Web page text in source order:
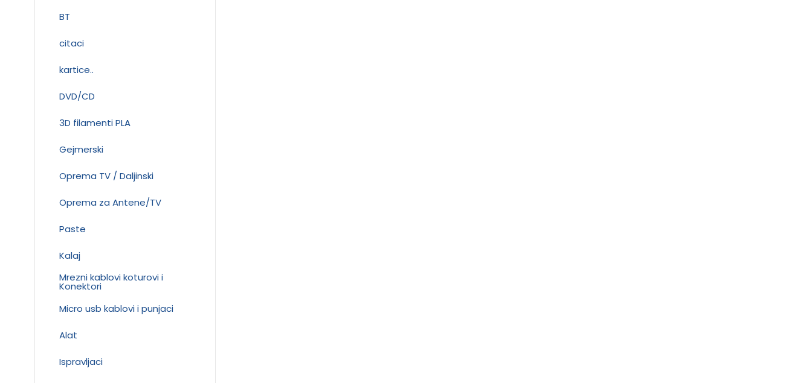
BT
citaci
kartice..
DVD/CD
3D filamenti PLA
Gejmerski
Oprema TV / Daljinski
Oprema za Antene/TV
Paste
Kalaj
Mrezni kablovi koturovi i
Konektori
Micro usb kablovi i punjaci
Alat
Ispravljaci